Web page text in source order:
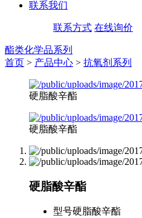
联系我们
联系方式 在线询价
酯类化学品系列
首页 > 产品中心 > 抗氧剂系列
硬脂酸辛酯
硬脂酸辛酯
硬脂酸辛酯
型号硬脂酸辛酯